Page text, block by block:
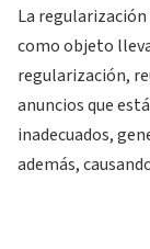
La
como objeto
regularización,
anuncios que
inadecuados,
además,